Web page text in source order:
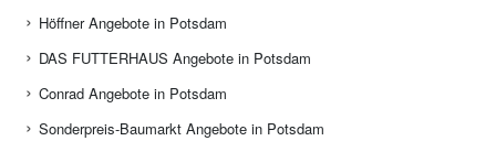
Höffner Angebote in Potsdam
DAS FUTTERHAUS Angebote in Potsdam
Conrad Angebote in Potsdam
Sonderpreis-Baumarkt Angebote in Potsdam